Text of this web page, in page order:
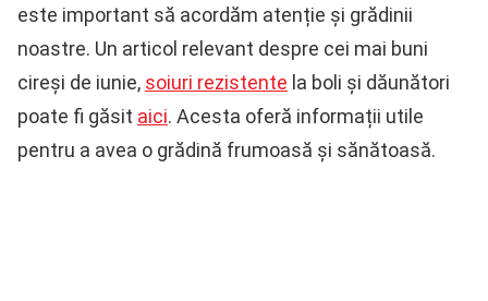
este important să acordăm atenție și grădinii
noastre. Un articol relevant despre cei mai buni
cireși de iunie, soiuri rezistente la boli și dăunători
poate fi găsit aici. Acesta oferă informații utile
pentru a avea o grădină frumoasă și sănătoasă.